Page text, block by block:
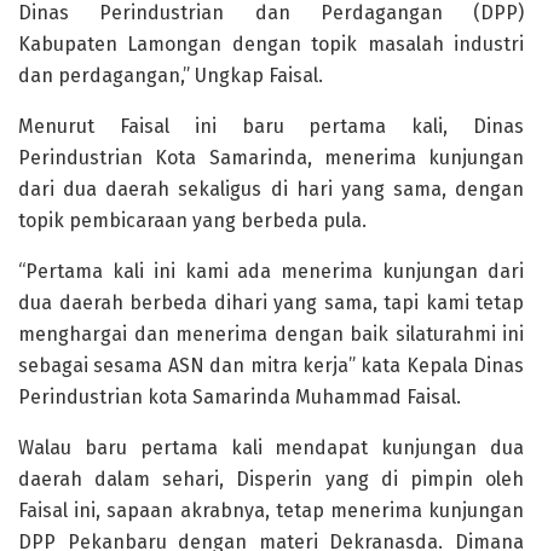
Dinas Perindustrian dan Perdagangan (DPP)
Kabupaten Lamongan dengan topik masalah industri
dan perdagangan,” Ungkap Faisal.
Menurut Faisal ini baru pertama kali, Dinas
Perindustrian Kota Samarinda, menerima kunjungan
dari dua daerah sekaligus di hari yang sama, dengan
topik pembicaraan yang berbeda pula.
“Pertama kali ini kami ada menerima kunjungan dari
dua daerah berbeda dihari yang sama, tapi kami tetap
menghargai dan menerima dengan baik silaturahmi ini
sebagai sesama ASN dan mitra kerja” kata Kepala Dinas
Perindustrian kota Samarinda Muhammad Faisal.
Walau baru pertama kali mendapat kunjungan dua
daerah dalam sehari, Disperin yang di pimpin oleh
Faisal ini, sapaan akrabnya, tetap menerima kunjungan
DPP Pekanbaru dengan materi Dekranasda. Dimana